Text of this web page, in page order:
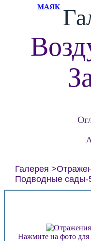
МАЯК
Галерея
Подводные сады-
Нажмите на фото для